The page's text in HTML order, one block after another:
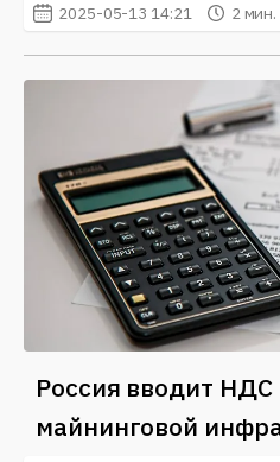
2025-05-13 14:21 2 мин.
Россия вводит НДС
майнинговой